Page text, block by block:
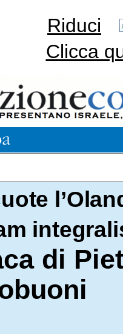
Riduci
Clicca
di